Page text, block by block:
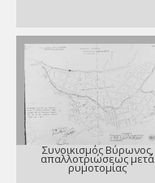
Συνοικισμός Βύρωνος,
απαλλοτριώσεως μετά
ρυμοτομίας